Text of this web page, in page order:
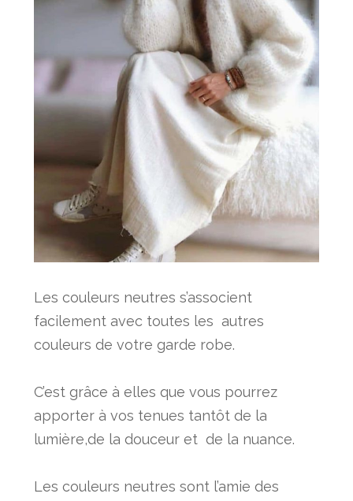
Les couleurs neutres s’associent
facilement avec toutes les autres
couleurs de votre garde robe.
C’est grâce à elles que vous pourrez
apporter à vos tenues tantôt de la
lumière,de la douceur et de la nuance.
Les couleurs neutres sont l’amie des